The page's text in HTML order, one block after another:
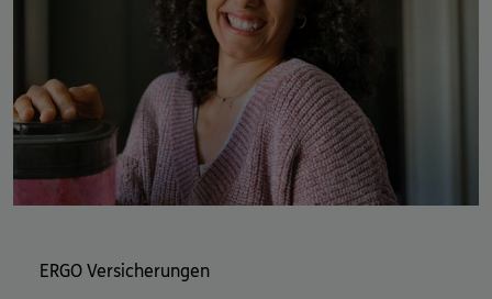
ERGO Versicherungen